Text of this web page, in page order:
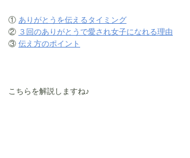
① ありがとうを伝えるタイミング
② ３回のありがとうで愛され女子になれる理由
③ 伝え方のポイント
こちらを解説しますね♪